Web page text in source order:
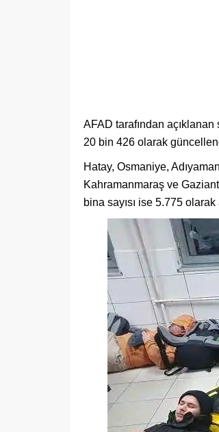
AFAD tarafından açıklanan
20 bin 426 olarak
Hatay, Osmaniye,
Kahramanmaraş ve
bina sayısı ise 5.775 olarak